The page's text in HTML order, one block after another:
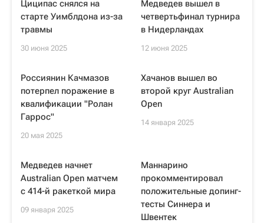
Циципас снялся на
старте Уимблдона из-за
травмы
30 июня 2025
Медведев вышел в
четвертьфинал турнира
в Нидерландах
12 июня 2025
Россиянин Качмазов
потерпел поражение в
квалификации "Ролан
Гаррос"
20 мая 2025
Хачанов вышел во
второй круг Australian
Open
14 января 2025
Медведев начнет
Australian Open матчем
с 414-й ракеткой мира
09 января 2025
Маннарино
прокомментировал
положительные допинг-
тесты Синнера и
Швентек